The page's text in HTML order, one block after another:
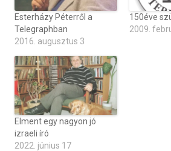
Esterházy Péterről a
Telegraphban
2016. augusztus 3
150éve
2009.
Elment egy nagyon jó
izraeli író
2022. június 17